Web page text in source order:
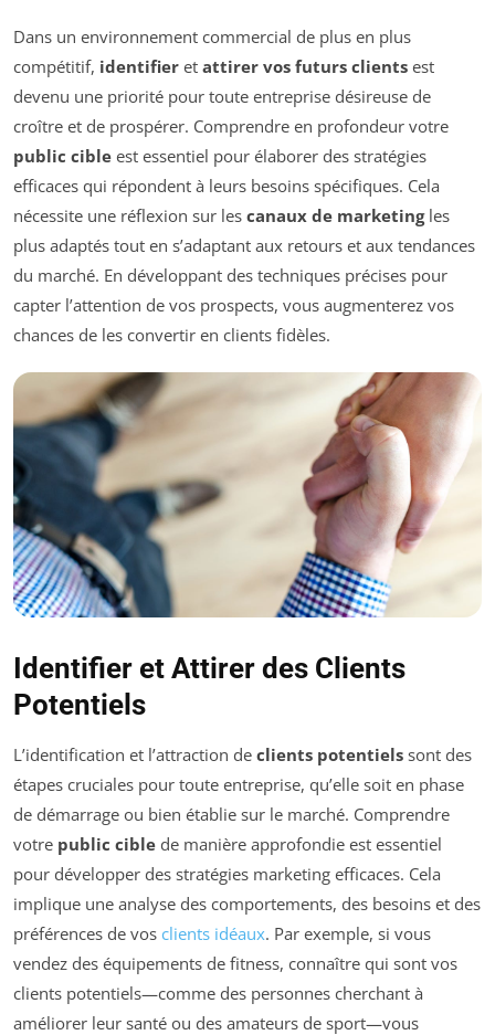
Dans un environnement commercial de plus en plus
compétitif, identifier et attirer vos futurs clients est
devenu une priorité pour toute entreprise désireuse de
croître et de prospérer. Comprendre en profondeur votre
public cible est essentiel pour élaborer des stratégies
efficaces qui répondent à leurs besoins spécifiques. Cela
nécessite une réflexion sur les canaux de marketingles
plus adaptés tout en s’adaptant aux retours et aux tendances
du marché. En développant des techniques précises pour
capter l’attention de vos prospects, vous augmenterez vos
chances de les convertir en clients fidèles.
Identifier et Attirer des Clients
Potentiels
L’identification et l’attraction de clients potentiels sont des
étapes cruciales pour toute entreprise, qu’elle soit en phase
de démarrage ou bien établie sur le marché. Comprendre
votre public cible de manière approfondie est essentiel
pour développer des stratégies marketing efficaces. Cela
implique une analyse des comportements, des besoins et des
préférences de vos clients idéaux. Par exemple, si vous
vendez des équipements de fitness, connaître qui sont vos
clients potentiels—comme des personnes cherchant à
améliorer leur santé ou des amateurs de sport—vous